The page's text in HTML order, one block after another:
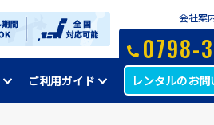
会社案
ご利用ガイド
0798-
レンタルのお